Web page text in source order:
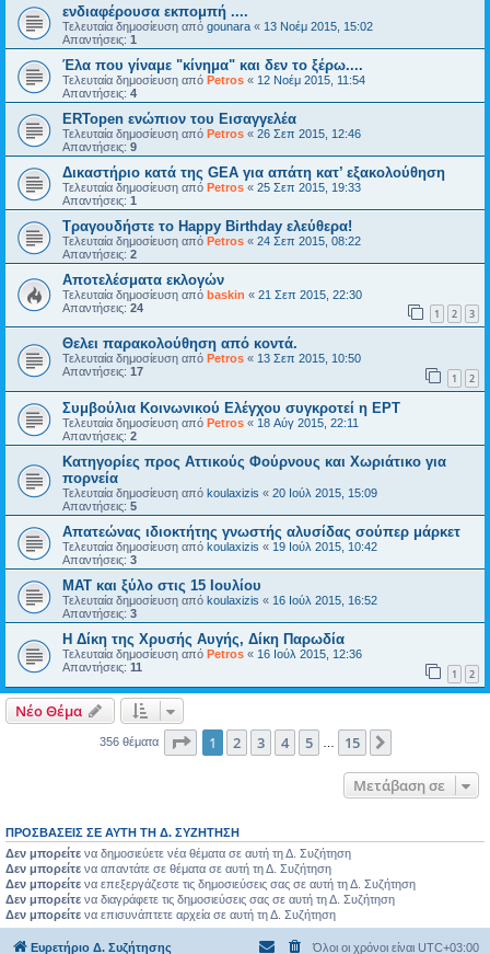
ενδιαφέρουσα εκπομπή ....
Τελευταία δημοσίευση από gounara « 13 Νοέμ 2015, 15:02
Απαντήσεις: 1
Έλα που γίναμε "κίνημα" και δεν το ξέρω....
Τελευταία δημοσίευση από Petros « 12 Νοέμ 2015, 11:54
Απαντήσεις: 4
ERTopen ενώπιον του Εισαγγελέα
Τελευταία δημοσίευση από Petros « 26 Σεπ 2015, 12:46
Απαντήσεις: 9
Δικαστήριο κατά της GEA για απάτη κατ’ εξακολούθηση
Τελευταία δημοσίευση από Petros « 25 Σεπ 2015, 19:33
Απαντήσεις: 1
Τραγουδήστε το Happy Birthday ελεύθερα!
Τελευταία δημοσίευση από Petros « 24 Σεπ 2015, 08:22
Απαντήσεις: 2
Αποτελέσματα εκλογών
Τελευταία δημοσίευση από baskin « 21 Σεπ 2015, 22:30
Απαντήσεις: 24 1 2 3
Θελει παρακολούθηση από κοντά.
Τελευταία δημοσίευση από Petros « 13 Σεπ 2015, 10:50
Απαντήσεις: 17 1 2
Συμβούλια Κοινωνικού Ελέγχου συγκροτεί η ΕΡΤ
Τελευταία δημοσίευση από Petros « 18 Αύγ 2015, 22:11
Απαντήσεις: 2
Κατηγορίες προς Αττικούς Φούρνους και Χωριάτικο για
πορνεία
Τελευταία δημοσίευση από koulaxizis « 20 Ιούλ 2015, 15:09
Απαντήσεις: 5
Απατεώνας ιδιοκτήτης γνωστής αλυσίδας σούπερ μάρκετ
Τελευταία δημοσίευση από koulaxizis « 19 Ιούλ 2015, 10:42
Απαντήσεις: 3
ΜΑΤ και ξύλο στις 15 Ιουλίου
Τελευταία δημοσίευση από koulaxizis « 16 Ιούλ 2015, 16:52
Απαντήσεις: 3
Η Δίκη της Χρυσής Αυγής, Δίκη Παρωδία
Τελευταία δημοσίευση από Petros « 16 Ιούλ 2015, 12:36
Απαντήσεις: 11 1 2
Νέο Θέμα
356 θέματα Σελίδα από15
1 2 3 4 5 15
Μετάβαση σε
ΠΡΟΣΒΆΣΕΙΣ ΣΕ ΑΥΤΉ ΤΗ Δ. ΣΥΖΉΤΗΣΗ
Δεν μπορείτε να δημοσιεύετε νέα θέματα σε αυτή τη Δ. Συζήτηση
Δεν μπορείτε να απαντάτε σε θέματα σε αυτή τη Δ. Συζήτηση
Δεν μπορείτε να επεξεργάζεστε τις δημοσιεύσεις σας σε αυτή τη Δ. Συζήτηση
Δεν μπορείτε να διαγράφετε τις δημοσιεύσεις σας σε αυτή τη Δ. Συζήτηση
Δεν μπορείτε να επισυνάπτετε αρχεία σε αυτή τη Δ. Συζήτηση
Ευρετήριο Δ. Συζήτησης Όλοι οι χρόνοι είναι UTC+03:00